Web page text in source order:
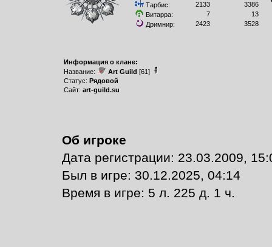
Тарбис:
2133
3386
Витарра:
7
13
Дримнир:
2423 3528
Информация о клане:
Название:
Art Guild [61]
Статус: Рядовой
Сайт: art-guild.su
Об игроке
Дата регистрации: 23.03.2009,
Был в игре: 30.12.2025, 04:14
Время в игре: 5 л. 225 д. 1 ч.